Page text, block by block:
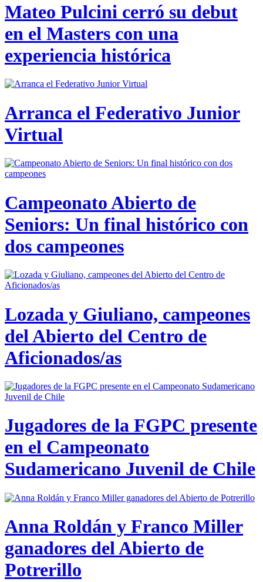
Mateo Pulcini cerró su debut
en el Masters con una
experiencia histórica
Arranca el Federativo Junior
Virtual
Campeonato Abierto de
Seniors: Un final histórico con
dos campeones
Lozada y Giuliano, campeones
del Abierto del Centro de
Aficionados/as
Jugadores de la FGPC presente
en el Campeonato
Sudamericano Juvenil de Chile
Anna Roldán y Franco Miller
ganadores del Abierto de
Potrerillo